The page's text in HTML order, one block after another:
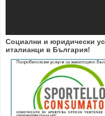
Социални и юридически
италианци в България!